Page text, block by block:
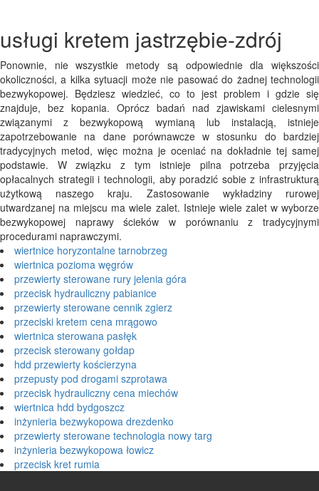
usługi kretem jastrzębie-zdrój
Ponownie, nie wszystkie metody są odpowiednie dla większości
okoliczności, a kilka sytuacji może nie pasować do żadnej technologii
bezwykopowej. Będziesz wiedzieć, co to jest problem i gdzie się
znajduje, bez kopania. Oprócz badań nad zjawiskami cielesnymi
związanymi z bezwykopową wymianą lub instalacją, istnieje
zapotrzebowanie na dane porównawcze w stosunku do bardziej
tradycyjnych metod, więc można je oceniać na dokładnie tej samej
podstawie. W związku z tym istnieje pilna potrzeba przyjęcia
opłacalnych strategii i technologii, aby poradzić sobie z infrastrukturą
użytkową naszego kraju. Zastosowanie wykładziny rurowej
utwardzanej na miejscu ma wiele zalet. Istnieje wiele zalet w wyborze
bezwykopowej naprawy ścieków w porównaniu z tradycyjnymi
procedurami naprawczymi.
wiertnice horyzontalne tarnobrzeg
wiertnica pozioma węgrów
przewierty sterowane rury jelenia góra
przecisk hydrauliczny pabianice
przewierty sterowane cennik zgierz
przeciski kretem cena mrągowo
wiertnica sterowana pasłęk
przecisk sterowany gołdap
hdd przewierty kościerzyna
przepusty pod drogami szprotawa
przecisk hydrauliczny cena miechów
wiertnica hdd bydgoszcz
inżynieria bezwykopowa drezdenko
przewierty sterowane technologia nowy targ
inżynieria bezwykopowa łowicz
przecisk kret rumia